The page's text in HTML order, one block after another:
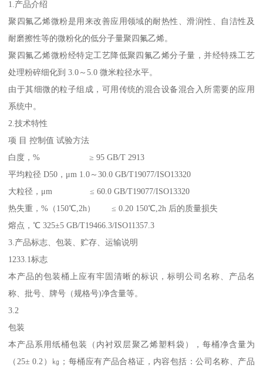
1.产品介绍
聚四氟乙烯微粉是用来改善应用领域的耐热性、滑润性、自洁性及
耐磨擦性等的微粉化的低分子量聚四氟乙烯。
聚四氟乙烯微粉经特定工艺降低聚四氟乙烯分子量，并经特殊工艺
处理粉碎细化到 3.0～5.0 微米粒径水平。
由于其细微的粒子组成，可用传统的混合设备混合入所需要的应用
系统中。
2.技术特性
项 目 控制值 试验方法
白度，% ≥ 95 GB/T 2913
平均粒径 D50，μm 1.0～30.0 GB/T19077/ISO13320
大粒径，μm ≤ 60.0 GB/T19077/ISO13320
热失重，%（150℃,2h） ≤ 0.20 150℃,2h 后的质量损失
熔点，℃ 325±5 GB/T19466.3/ISO11357.3
3.产品标志、包装、贮存、运输说明
1233.1标志
本产品的包装桶上应有牢固清晰的标识，标明公司名称、产品名
称、批号、牌号（规格号)净含量等。
3.2
包装
本产品系用纸桶包装（内衬双层聚乙烯塑料袋），每桶净含量为
（25± 0.2）㎏；每桶应有产品合格证，内容包括：公司名称、产品